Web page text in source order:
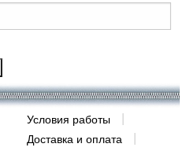
Условия работы
Доставка и оплата